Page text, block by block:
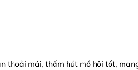
thoải mái, thấm hút mồ hôi tốt,